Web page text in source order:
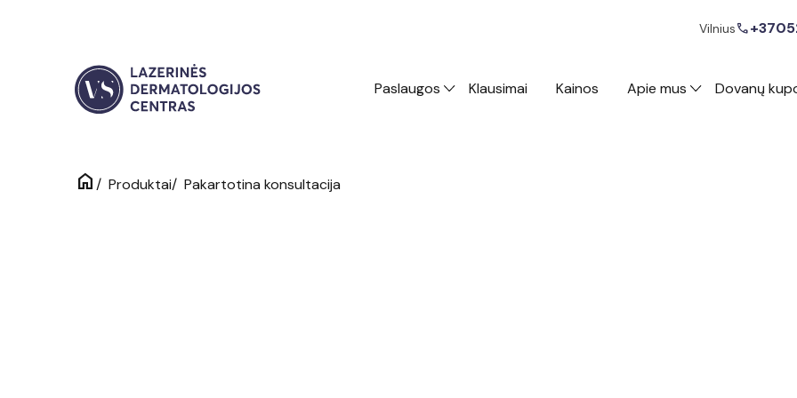
Vilniuscall
Paslaugos Klausimai Kainos Apie mus Dovanų
home/ Produktai/ Pakartotina konsultacija